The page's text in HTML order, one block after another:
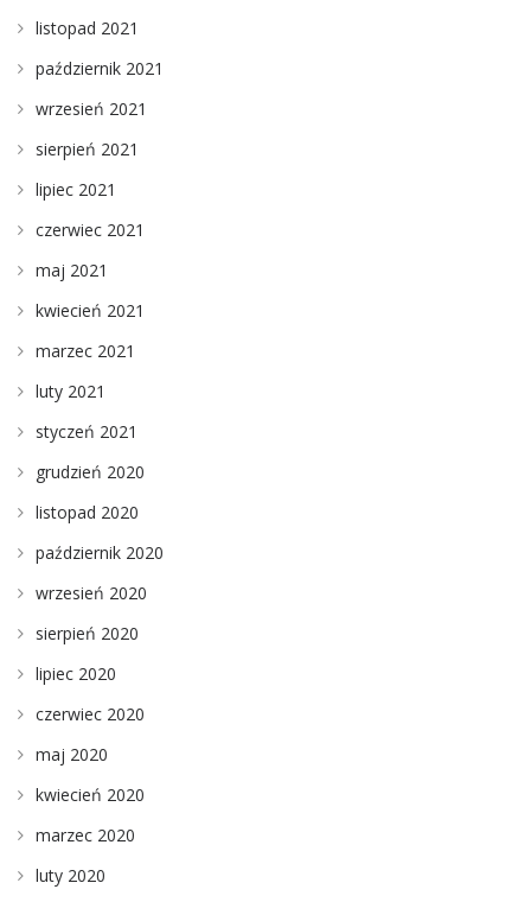
listopad 2021
październik 2021
wrzesień 2021
sierpień 2021
lipiec 2021
czerwiec 2021
maj 2021
kwiecień 2021
marzec 2021
luty 2021
styczeń 2021
grudzień 2020
listopad 2020
październik 2020
wrzesień 2020
sierpień 2020
lipiec 2020
czerwiec 2020
maj 2020
kwiecień 2020
marzec 2020
luty 2020